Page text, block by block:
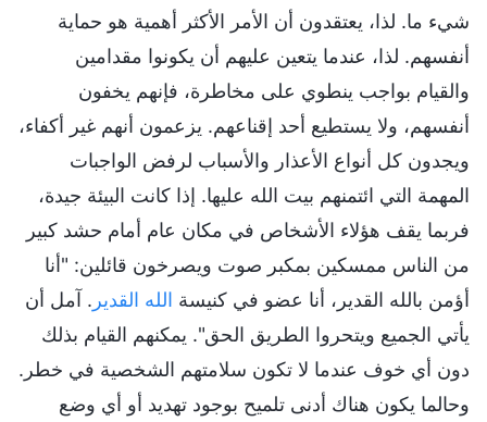
شيء ما. لذا، يعتقدون أن الأمر الأكثر أهمية هو حماية
أنفسهم. لذا، عندما يتعين عليهم أن يكونوا مقدامين
والقيام بواجب ينطوي على مخاطرة، فإنهم يخفون
أنفسهم، ولا يستطيع أحد إقناعهم. يزعمون أنهم غير أكفاء،
ويجدون كل أنواع الأعذار والأسباب لرفض الواجبات
المهمة التي ائتمنهم بيت الله عليها. إذا كانت البيئة جيدة،
فربما يقف هؤلاء الأشخاص في مكان عام أمام حشد كبير
من الناس ممسكين بمكبر صوت ويصرخون قائلين: "أنا
أؤمن بالله القدير، أنا عضو في كنيسة الله القدير . آمل أن
يأتي الجميع ويتحروا الطريق الحق". يمكنهم القيام بذلك
دون أي خوف عندما لا تكون سلامتهم الشخصية في خطر.
وحالما يكون هناك أدنى تلميح بوجود تهديد أو أي وضع